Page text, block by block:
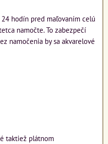
hodín pred maľovaním celú
namočte. To zabezpečí
namočenia by sa akvarelové
taktiež plátnom